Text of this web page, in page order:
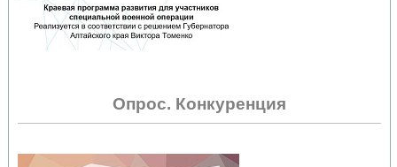
Опрос. Конкуренция